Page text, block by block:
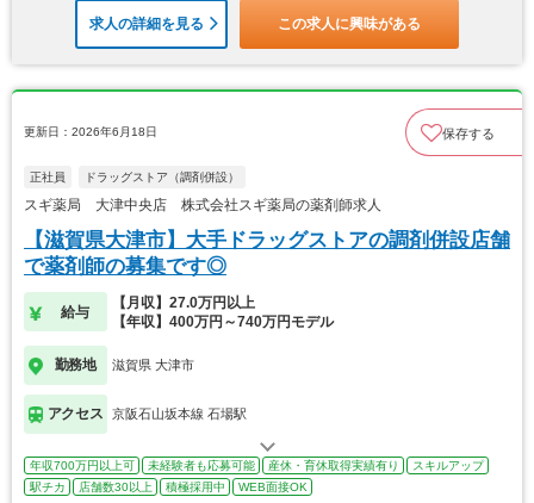
求人の詳細を見る この求人に興味がある
更新日：2026年6月18日 保存する
正社員 ドラッグストア（調剤併設）
スギ薬局 大津中央店 株式会社スギ薬局の薬剤師求人
【滋賀県大津市】大手ドラッグストアの調剤併設店舗
で薬剤師の募集です◎
給与
【月収】27.0万円以上
【年収】400万円～740万円モデル
勤務地 滋賀県 大津市
アクセス 京阪石山坂本線 石場駅
年収700万円以上可 未経験者も応募可能 産休・育休取得実績有り
スキルアップ
駅チカ
店舗数30以上 積極採用中 WEB面接OK